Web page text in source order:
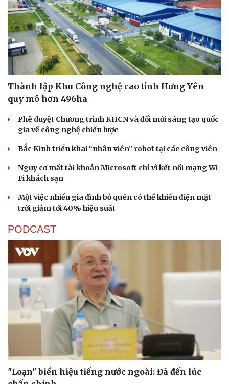
Thành lập Khu Công nghệ cao tỉnh Hưng Yên
quy mô hơn 496ha
Phê duyệt Chương trình KHCN và đổi mới sáng tạo quốc
gia về công nghệ chiến lược
Bắc Kinh triển khai “nhân viên” robot tại các công viên
Nguy cơ mất tài khoản Microsoft chỉ vì kết nối mạng Wi-
Fi khách sạn
Một việc nhiều gia đình bỏ quên có thể khiến điện mặt
trời giảm tới 40% hiệu suất
PODCAST
"Loạn" biển hiệu tiếng nước ngoài: Đã đến lúc